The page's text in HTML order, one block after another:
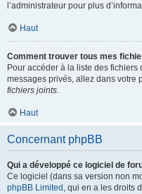
l’administrateur pour plus
Haut
Comment trouver tous mes
Pour accéder à la liste des
messages privés, allez dans votre
fichiers joints.
Haut
Concernant phpBB
Qui a développé ce logiciel de
Ce logiciel (dans sa version non
phpBB Limited , qui en a les droits